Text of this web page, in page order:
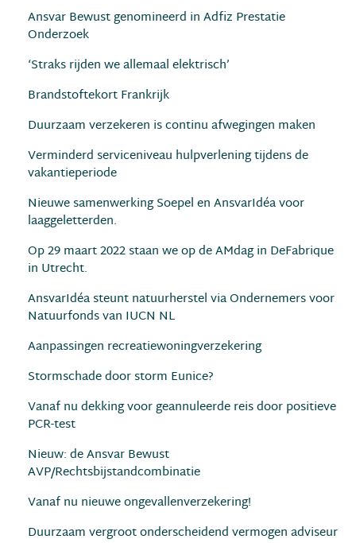
Ansvar Bewust genomineerd in Adfiz Prestatie
Onderzoek
‘Straks rijden we allemaal elektrisch’
Brandstoftekort Frankrijk
Duurzaam verzekeren is continu afwegingen maken
Verminderd serviceniveau hulpverlening tijdens de
vakantieperiode
Nieuwe samenwerking Soepel en AnsvarIdéa voor
laaggeletterden.
Op 29 maart 2022 staan we op de AMdag in DeFabrique
in Utrecht.
AnsvarIdéa steunt natuurherstel via Ondernemers voor
Natuurfonds van IUCN NL
Aanpassingen recreatiewoningverzekering
Stormschade door storm Eunice?
Vanaf nu dekking voor geannuleerde reis door positieve
PCR-test
Nieuw: de Ansvar Bewust
AVP/Rechtsbijstandcombinatie
Vanaf nu nieuwe ongevallenverzekering!
Duurzaam vergroot onderscheidend vermogen adviseur